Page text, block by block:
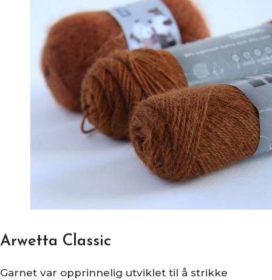
Arwetta Classic
Garnet var opprinnelig utviklet til å strikke